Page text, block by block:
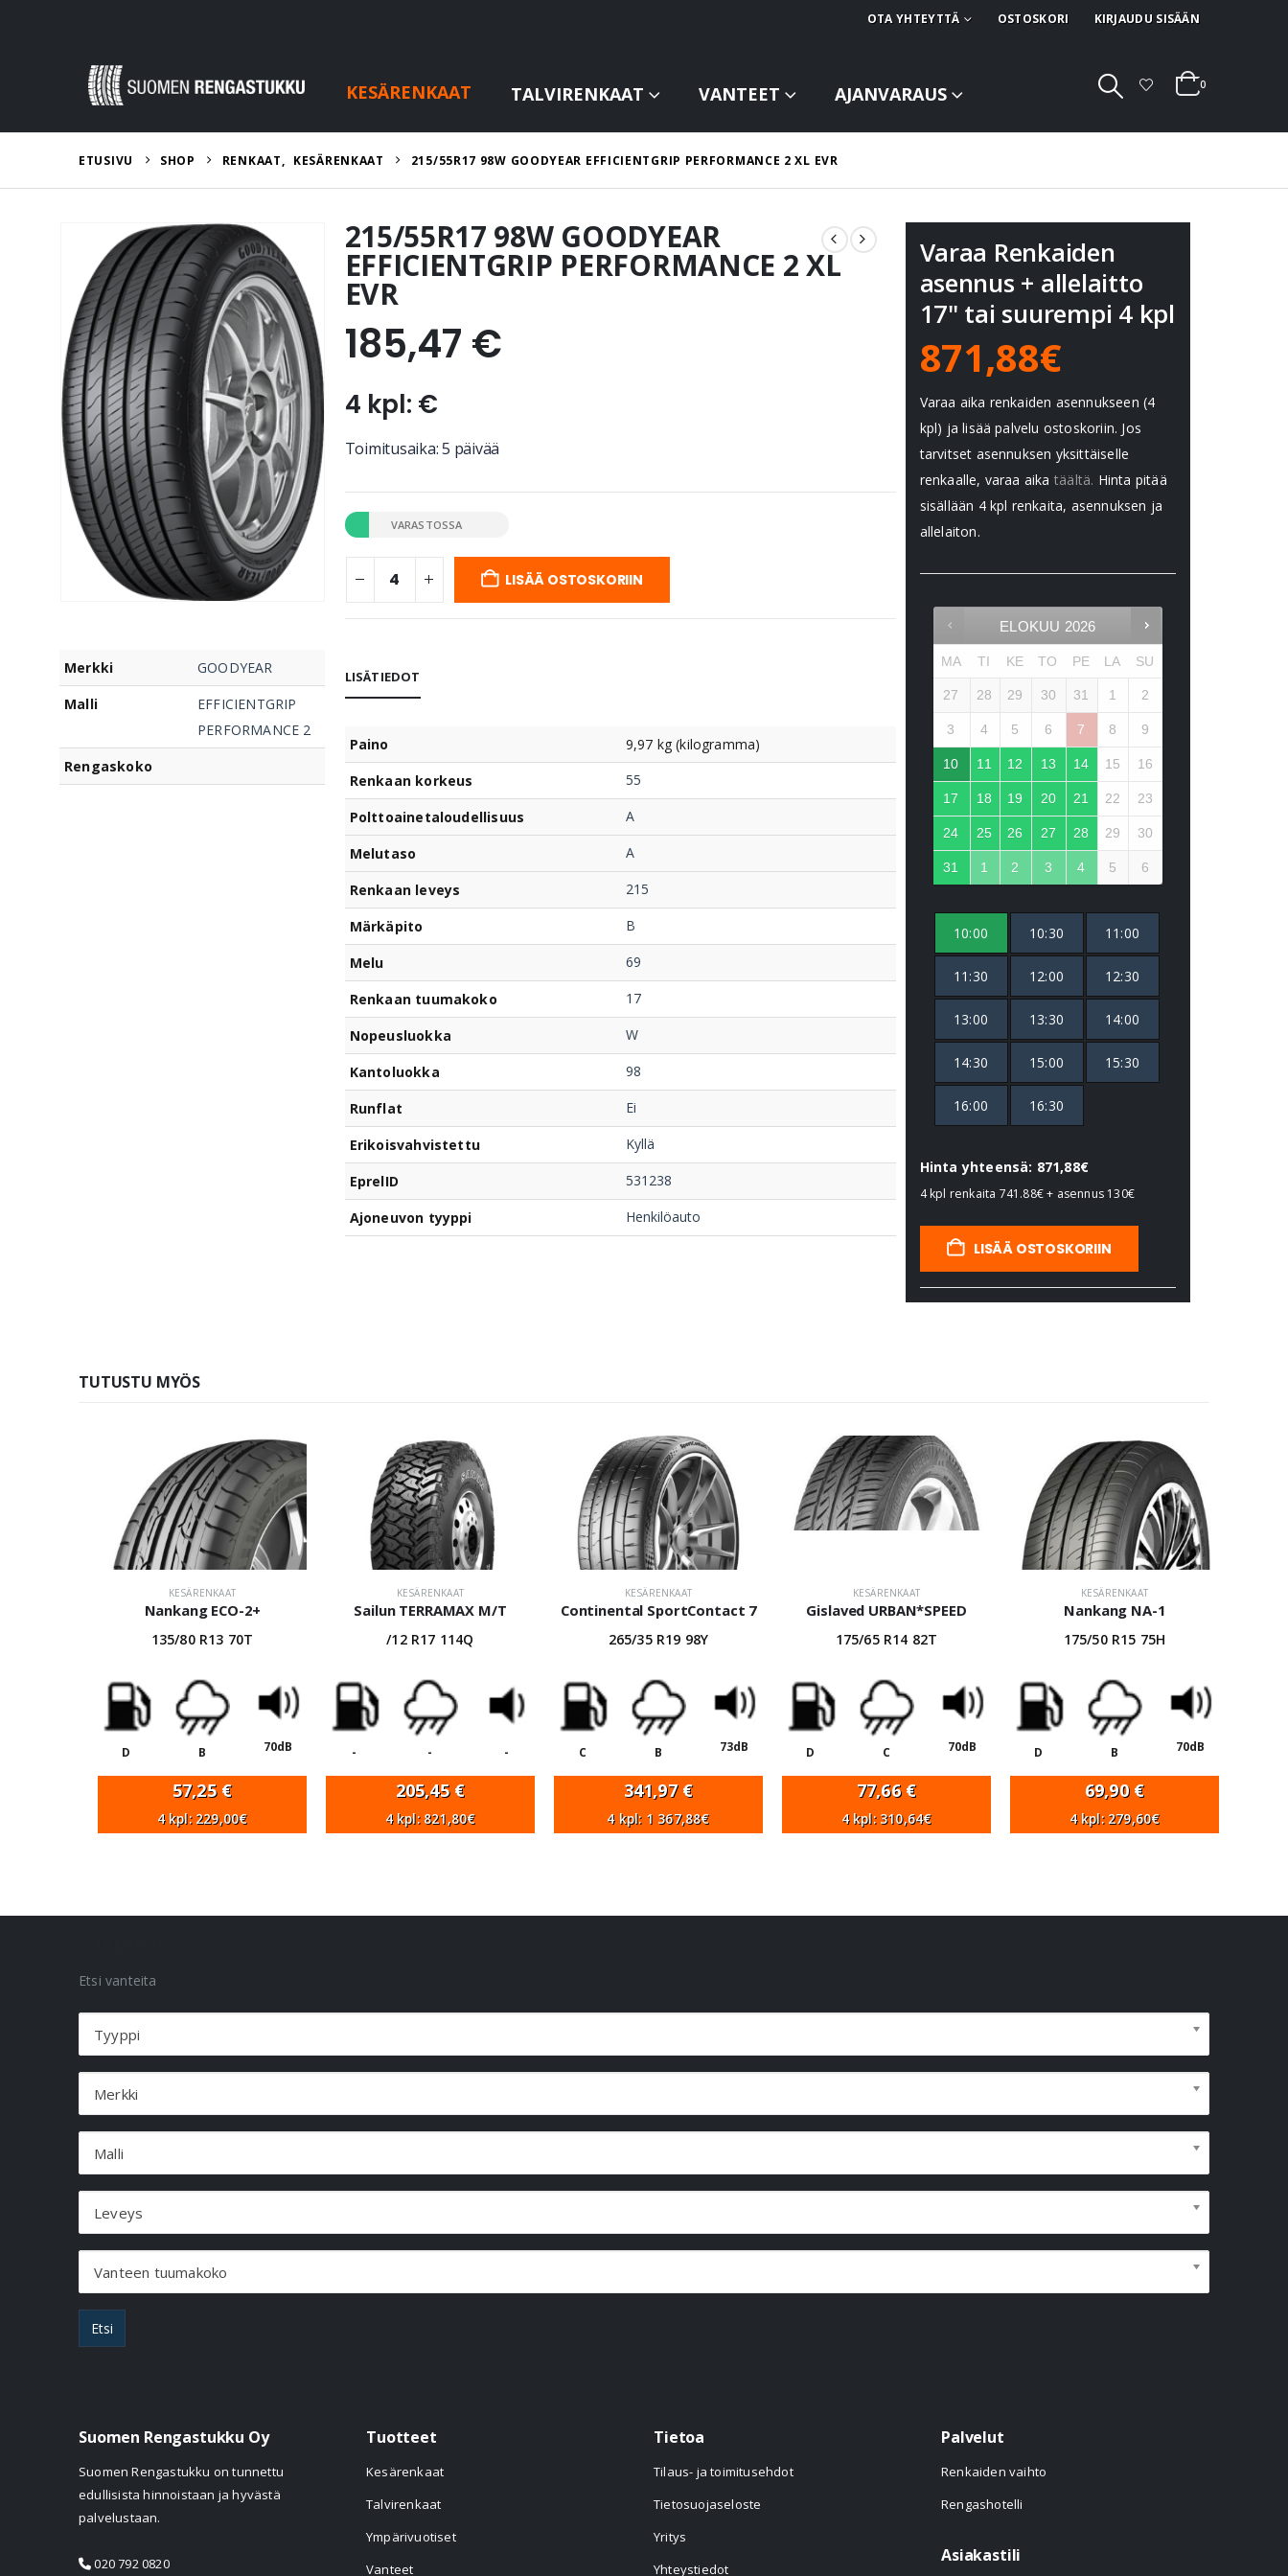
OTA YHTEYTTÄ OSTOSKORI KIRJAUDU SISÄÄN
KESÄRENKAAT TALVIRENKAAT VANTEET AJANVARAUS 0
ETUSIVU SHOP RENKAAT, KESÄRENKAAT 215/55R17 98W GOODYEAR EFFICIENTGRIP PERFORMANCE 2 XL EVR
Merkki
GOODYEAR
Malli
EFFICIENTGRIP
PERFORMANCE 2
Rengaskoko
215/55R17 98W GOODYEAR
EFFICIENTGRIP PERFORMANCE 2 XL
EVR
185,47 €
4 kpl: €
Toimitusaika: 5 päivää
VARASTOSSA
LISÄÄ OSTOSKORIIN
LISÄTIEDOT
Paino
9,97 kg (kilogramma)
Renkaan korkeus
55
Polttoainetaloudellisuus A
Melutaso A
Renkaan leveys 215
Märkäpito B
Melu 69
Renkaan tuumakoko 17
Nopeusluokka W
Kantoluokka 98
Runflat Ei
Erikoisvahvistettu Kyllä
EprelID 531238
Ajoneuvon tyyppi Henkilöauto
Varaa Renkaiden
asennus + allelaitto
17" tai suurempi 4 kpl
871,88€
Varaa aika renkaiden asennukseen (4
kpl) ja lisää palvelu ostoskoriin. Jos
tarvitset asennuksen yksittäiselle
renkaalle, varaa aika täältä. Hinta pitää
sisällään 4 kpl renkaita, asennuksen ja
allelaiton.
ELOKUU 2026
MA TI KE TO PE LA SU
27 28 29 30 31 1 2
3 4 5 6 7 8 9
10 11 12 13 14 15 16
17 18 19 20 21 22 23
24 25 26 27 28 29 30
31 1 2 3 4 5 6
10:00 10:30 11:00
11:30 12:00 12:30
13:00 13:30 14:00
14:30 15:00 15:30
16:00 16:30
Hinta yhteensä: 871,88€
4 kpl renkaita 741.88€+ asennus 130€
LISÄÄ OSTOSKORIIN
TUTUSTU MYÖS
KESÄRENKAAT
Nankang ECO-2+
135/80 R13 70T
D B 70dB
57,25 €
4 kpl: 229,00€
KESÄRENKAAT
Sailun TERRAMAX M/T
/12 R17 114Q
- - -
205,45 €
4 kpl: 821,80€
KESÄRENKAAT
Continental SportContact 7
265/35 R19 98Y
C B 73dB
341,97 €
4 kpl: 1 367,88€
KESÄRENKAAT
Gislaved URBAN*SPEED
175/65 R14 82T
D C 70dB
77,66 €
4 kpl: 310,64€
KESÄRENKAAT
Nankang NA-1
175/50 R15 75H
D B 70dB
69,90 €
4 kpl: 279,60€
Etsi vanteita
Tyyppi
Merkki
Malli
Leveys
Vanteen tuumakoko
Etsi
Suomen Rengastukku Oy
Suomen Rengastukku on tunnettu
edullisista hinnoistaan ja hyvästä
palvelustaan.
020 792 0820
Tuotteet
Kesärenkaat
Talvirenkaat
Ympärivuotiset
Vanteet
Tietoa
Tilaus- ja toimitusehdot
Tietosuojaseloste
Yritys
Yhteystiedot
Palvelut
Renkaiden vaihto
Rengashotelli
Asiakastili